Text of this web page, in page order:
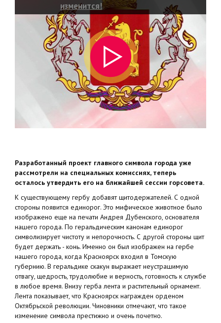
изменится!
Разработанный проект главного символа города уже
рассмотрели на специальных комиссиях, теперь
осталось утвердить его на ближайшей сессии горсовета.
К существующему гербу добавят щитодержателей. С одной
стороны появится единорог. Это мифическое животное было
изображено еще на печати Андрея Дубенского, основателя
нашего города. По геральдическим канонам единорог
символизирует чистоту и непорочность. С другой стороны щит
будет держать - конь. Именно он был изображен на гербе
нашего города, когда Красноярск входил в Томскую
губернию. В геральдике скакун выражает неустрашимую
отвагу, щедрость, трудолюбие и верность, готовность к службе
в любое время. Внизу герба лента и растительный орнамент.
Лента показывает, что Красноярск награжден орденом
Октябрьской революции. Чиновники отмечают, что такое
изменение символа престижно и очень почетно.